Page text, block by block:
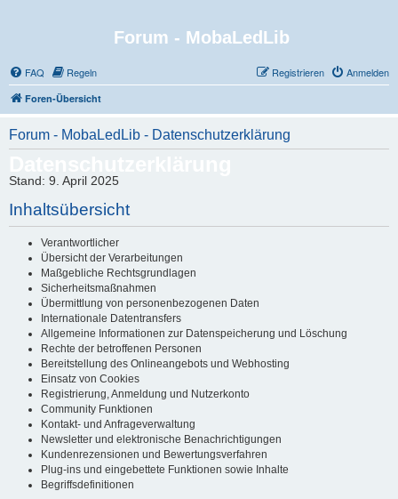
Forum - MobaLedLib
FAQ Regeln Anmelden
Registrieren
Foren-Übersicht
Forum - MobaLedLib - Datenschutzerklärung
Stand: 9. April 2025
Inhaltsübersicht
Verantwortlicher
Übersicht der Verarbeitungen
Maßgebliche Rechtsgrundlagen
Sicherheitsmaßnahmen
Übermittlung von personenbezogenen Daten
Internationale Datentransfers
Allgemeine Informationen zur Datenspeicherung und Löschung
Rechte der betroffenen Personen
Bereitstellung des Onlineangebots und Webhosting
Einsatz von Cookies
Registrierung, Anmeldung und Nutzerkonto
Community Funktionen
Kontakt- und Anfrageverwaltung
Newsletter und elektronische Benachrichtigungen
Kundenrezensionen und Bewertungsverfahren
Plug-ins und eingebettete Funktionen sowie Inhalte
Begriffsdefinitionen